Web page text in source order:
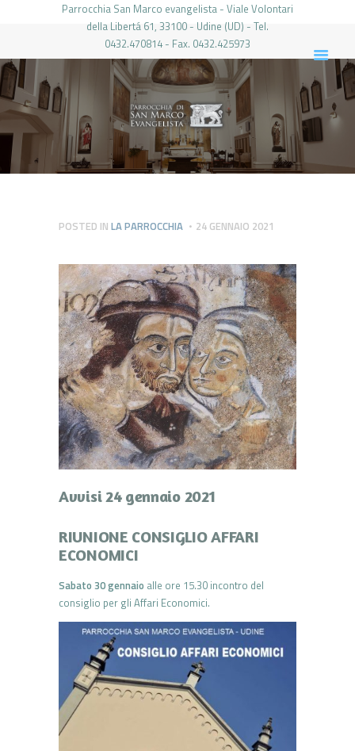
Parrocchia San Marco evangelista - Viale Volontari
della Libertá 61, 33100 - Udine (UD) - Tel.
0432.470814 - Fax. 0432.425973
PARROCCHIA DI SAN MARCO UDINE
HOME
LA PARROCCHIA
IL PARROCO
LE ATTIVITÀ
PIERABECH
CONTATTI
LOGIN
POSTED IN LA PARROCCHIA 24 GENNAIO 2021
Avvisi 24 gennaio 2021
RIUNIONE CONSIGLIO AFFARI
ECONOMICI
Sabato 30 gennaio alle ore 15.30 incontro del
consiglio per gli Affari Economici.